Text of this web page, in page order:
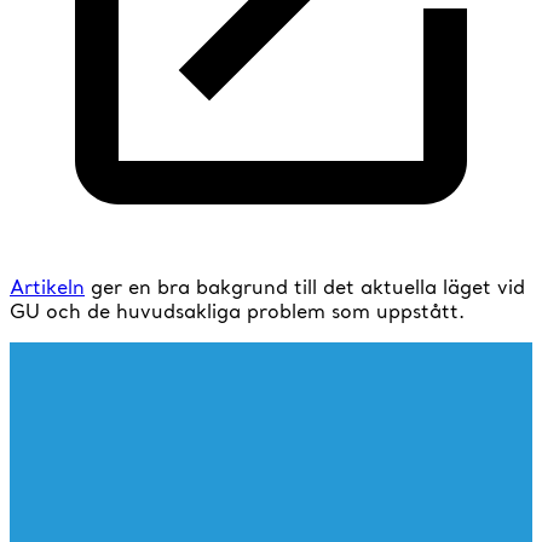
Artikeln ger en bra bakgrund till det aktuella läget vid
GU och de huvudsakliga problem som uppstått.